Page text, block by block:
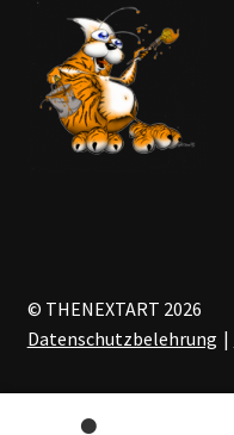
© THENEXTART 2026
Datenschutzbelehrung